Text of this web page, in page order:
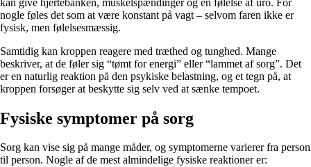
nogle føles det som at være konstant på vagt – selvom faren ikke er
fysisk, men følelsesmæssig.
Samtidig kan kroppen reagere med træthed og tunghed. Mange
beskriver, at de føler sig “tømt for energi” eller “lammet af sorg”. Det
er en naturlig reaktion på den psykiske belastning, og et tegn på, at
kroppen forsøger at beskytte sig selv ved at sænke tempoet.
Fysiske symptomer på sorg
Sorg kan vise sig på mange måder, og symptomerne varierer fra person
til person. Nogle af de mest almindelige fysiske reaktioner er: